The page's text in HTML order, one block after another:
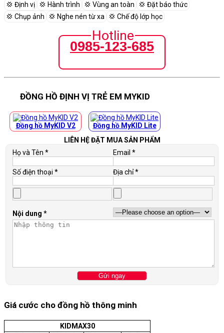
💢 Định vị 💢 Hành trình 💢 Vùng an toàn
💢 Đặt báo thức
💢 Chụp ảnh
💢 Nghe nén từ xa 💢 Chế độ lớp học
Hotline
0985-123-685
ĐỒNG HỒ ĐỊNH VỊ TRẺ EM MYKID
Đồng hồ MyKID V2
Đồng hồ MyKID Lite
LIÊN HỆ ĐẶT MUA SẢN PHẨM
Họ và Tên *
Email *
Số điện thoại * Địa chỉ *
Nội dung *
Giá cước cho đồng hồ thông minh
KIDMAX30